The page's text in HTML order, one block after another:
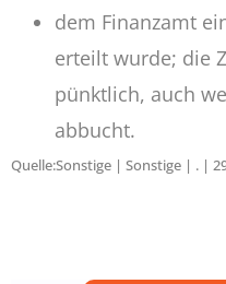
dem Finanzamt
erteilt wurde; die
pünktlich, auch
abbucht.
Quelle:Sonstige | Sonstige | . |